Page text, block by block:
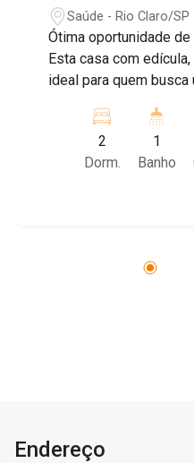
Saúde - Rio Claro/SP
Ótima oportunidade
Esta casa com
ideal para quem
com fácil acesso a
transporte público, a
características que
2
Dorm.
1
Banho
Endereço